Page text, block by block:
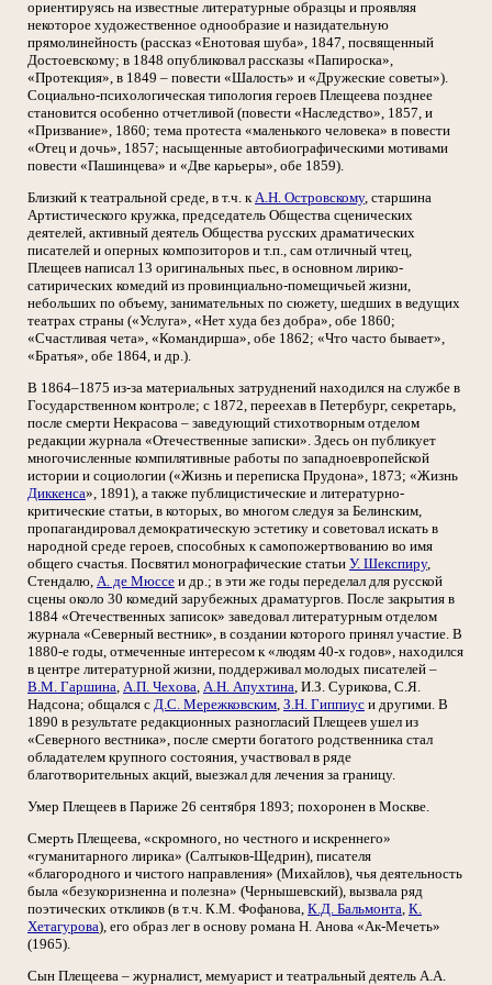
ориентируясь на известные литературные образцы и проявляя
некоторое художественное однообразие и назидательную
прямолинейность (рассказ «Енотовая шуба», 1847, посвященный
Достоевскому; в 1848 опубликовал рассказы «Папироска»,
«Протекция», в 1849 – повести «Шалость» и «Дружеские советы»).
Социально-психологическая типология героев Плещеева позднее
становится особенно отчетливой (повести «Наследство», 1857, и
«Призвание», 1860; тема протеста «маленького человека» в повести
«Отец и дочь», 1857; насыщенные автобиографическими мотивами
повести «Пашинцева» и «Две карьеры», обе 1859).
Близкий к театральной среде, в т.ч. кА.Н. Островскому, старшина
Артистического кружка, председатель Общества сценических
деятелей, активный деятель Общества русских драматических
писателей и оперных композиторов и т.п., сам отличный чтец,
Плещеев написал 13 оригинальных пьес, в основном лирико-
сатирических комедий из провинциально-помещичьей жизни,
небольших по объему, занимательных по сюжету, шедших в ведущих
театрах страны («Услуга», «Нет худа без добра», обе 1860;
«Счастливая чета», «Командирша», обе 1862; «Что часто бывает»,
«Братья», обе 1864, и др.).
В 1864–1875 из-за материальных затруднений находился на службе в
Государственном контроле; с 1872, переехав в Петербург, секретарь,
после смерти Некрасова – заведующий стихотворным отделом
редакции журнала «Отечественные записки». Здесь он публикует
многочисленные компилятивные работы по западноевропейской
истории и социологии («Жизнь и переписка Прудона», 1873; «Жизнь
Диккенса», 1891), а также публицистические и литературно-
критические статьи, в которых, во многом следуя за Белинским,
пропагандировал демократическую эстетику и советовал искать в
народной среде героев, способных к самопожертвованию во имя
общего счастья. Посвятил монографические статьи У. Шекспиру,
Стендалю, А. де Мюссе и др.; в эти же годы переделал для русской
сцены около 30 комедий зарубежных драматургов. После закрытия в
1884 «Отечественных записок» заведовал литературным отделом
журнала «Северный вестник», в создании которого принял участие. В
1880-е годы, отмеченные интересом к «людям 40-х годов», находился
в центре литературной жизни, поддерживал молодых писателей –
В.М. Гаршина, А.П. Чехова, А.Н. Апухтина, И.З. Сурикова, С.Я.
Надсона; общался с Д.С. Мережковским, З.Н. Гиппиус и другими. В
1890 в результате редакционных разногласий Плещеев ушел из
«Северного вестника», после смерти богатого родственника стал
обладателем крупного состояния, участвовал в ряде
благотворительных акций, выезжал для лечения за границу.
Умер Плещеев в Париже 26 сентября 1893; похоронен в Москве.
Смерть Плещеева, «скромного, но честного и искреннего»
«гуманитарного лирика» (Салтыков-Щедрин), писателя
«благородного и чистого направления» (Михайлов), чья деятельность
была «безукоризненна и полезна» (Чернышевский), вызвала ряд
поэтических откликов (в т.ч. К.М. Фофанова, К.Д. Бальмонта, К.
Хетагурова), его образ лег в основу романа Н. Анова «Ак-Мечеть»
(1965).
Сын Плещеева – журналист, мемуарист и театральный деятель А.А.